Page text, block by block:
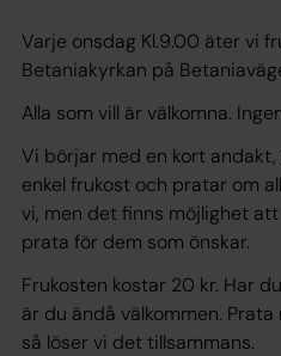
Varje onsdag Kl.9.00 äter vi
Betaniakyrkan på
Alla som vill är välkomna.
Vi börjar med en kort
enkel frukost och pratar om
vi, men det finns möjlighet
prata för dem som önskar.
Frukosten kostar 20 kr. Har
är du ändå välkommen.
så löser vi det tillsammans.